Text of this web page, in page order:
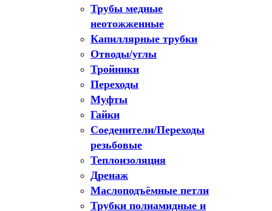
Трубы медные
неотожженные
Капиллярные трубки
Отводы/углы
Тройники
Переходы
Муфты
Гайки
Соеденители/Переходы
резьбовые
Теплоизоляция
Дренаж
Маслоподъёмные петли
Трубки полиамидные и